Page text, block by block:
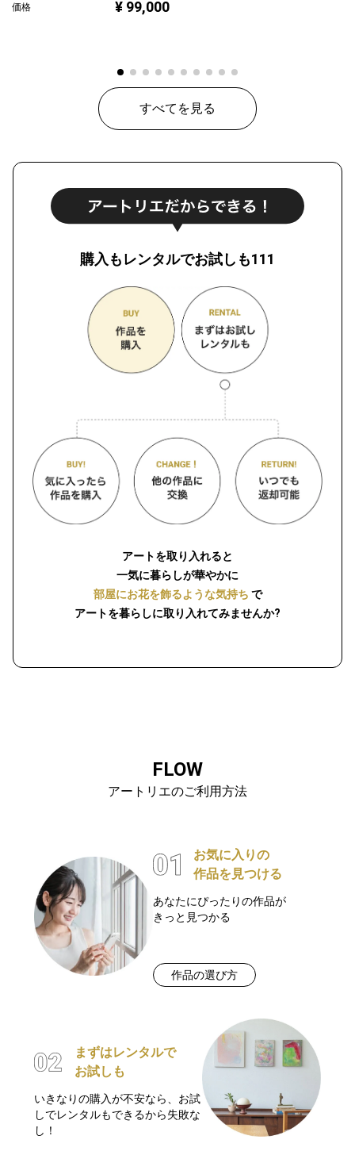
価格 ¥ 99,000
すべてを見る
購入もレンタルでお試しも111
アートを取り入れると
一気に暮らしが華やかに
部屋にお花を飾るような気持ち で
アートを暮らしに取り入れてみませんか?
FLOW
アートリエのご利用方法
お気に入りの
作品を見つける
あなたにぴったりの作品が
きっと見つかる
作品の選び方
まずはレンタルで
お試しも
いきなりの購入が不安なら、お試
しでレンタルもできるから失敗な
し！